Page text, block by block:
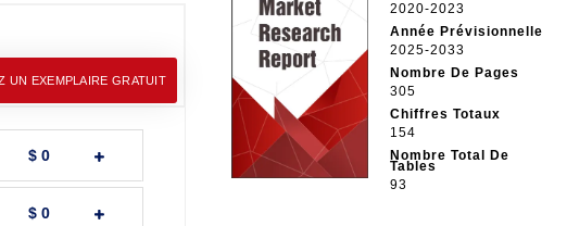
UN EXEMPLAIRE GRATUIT
$ 0
$ 0
2020-2023
Année Prévisionnelle
2025-2033
Nombre De Pages
305
Chiffres Totaux
154
Nombre Total De
Tables
93